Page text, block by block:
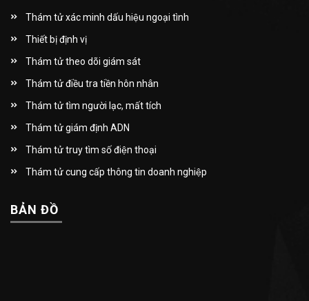
Thám tử xác minh dấu hiệu ngoại tình
Thiết bị định vị
Thám tử theo dõi giám sát
Thám tử điều tra tiền hôn nhân
Thám tử tìm người lạc, mất tích
Thám tử giám định ADN
Thám tử truy tìm số điện thoại
Thám tử cung cấp thông tin doanh nghiệp
BẢN ĐỒ